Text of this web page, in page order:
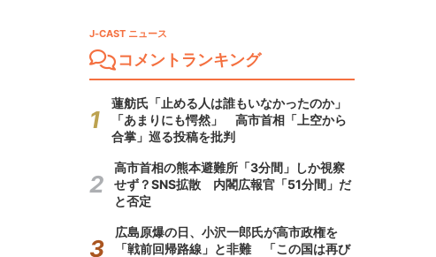
J-CAST ニュース
コメントランキング
蓮舫氏「止める人は誰もいなかったのか」
「あまりにも愕然」 高市首相「上空から
合掌」巡る投稿を批判
高市首相の熊本避難所「3分間」しか視察
せず？SNS拡散 内閣広報官「51分間」だ
と否定
広島原爆の日、小沢一郎氏が高市政権を
「戦前回帰路線」と非難 「この国は再び